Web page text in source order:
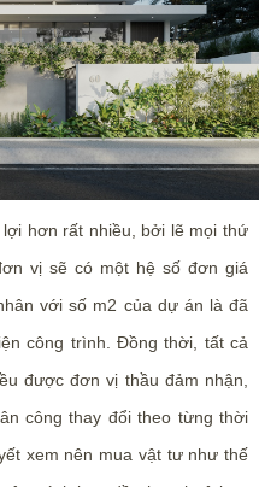
hơn rất nhiều, bởi lẽ mọi thứ
vị sẽ có một hệ số đơn giá
với số m2 của dự án là đã
công trình. Đồng thời, tất cả
được đơn vị thầu đảm nhận,
công thay đổi theo từng thời
xem nên mua vật tư như thế